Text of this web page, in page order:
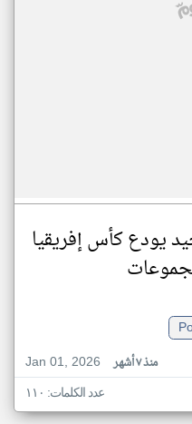
يودع كأس إفريقيا
Jan 01, 2026
منذ ٧ أشهر
عدد الكلمات: ١١٠